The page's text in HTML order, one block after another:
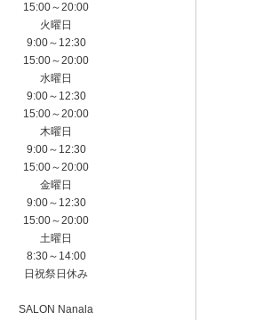
15:00～20:00
火曜日
9:00～12:30
15:00～20:00
水曜日
9:00～12:30
15:00～20:00
木曜日
9:00～12:30
15:00～20:00
金曜日
9:00～12:30
15:00～20:00
土曜日
8:30～14:00
日祝祭日休み
SALON Nanala